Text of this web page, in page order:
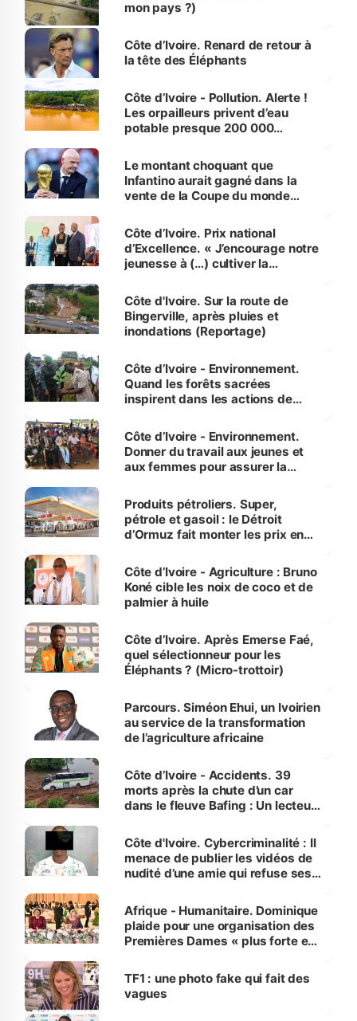
mon pays ?)
Côte d’Ivoire. Renard de retour à
la tête des Éléphants
Côte d’Ivoire - Pollution. Alerte !
Les orpailleurs privent d’eau
potable presque 200 000
Le montant choquant que
Infantino aurait gagné dans la
vente de la Coupe du monde
Côte d’Ivoire. Prix national
d’Excellence. « J’encourage notre
jeunesse à (…) cultiver la
(Alassane Ouattara
Côte d'Ivoire. Sur la route de
Bingerville, après pluies et
inondations (Reportage)
Côte d’Ivoire - Environnement.
Quand les forêts sacrées
inspirent dans les actions de
Côte d’Ivoire - Environnement.
Donner du travail aux jeunes et
aux femmes pour assurer la
menacées
Produits pétroliers. Super,
pétrole et gasoil : le Détroit
d’Ormuz fait monter les prix en
Côte d’Ivoire - Agriculture : Bruno
Koné cible les noix de coco et de
palmier à huile
Côte d’Ivoire. Après Emerse Faé,
quel sélectionneur pour les
Éléphants ? (Micro-trottoir)
Parcours. Siméon Ehui, un Ivoirien
au service de la transformation
de l’agriculture africaine
Côte d’Ivoire - Accidents. 39
morts après la chute d’un car
dans le fleuve Bafing : Un lecteur
des Transports
Côte d'Ivoire. Cybercriminalité : Il
menace de publier les vidéos de
nudité d’une amie qui refuse ses
Afrique - Humanitaire. Dominique
plaide pour une organisation des
Premières Dames « plus forte et
sur la scène internationale »
TF1 : une photo fake qui fait des
vagues